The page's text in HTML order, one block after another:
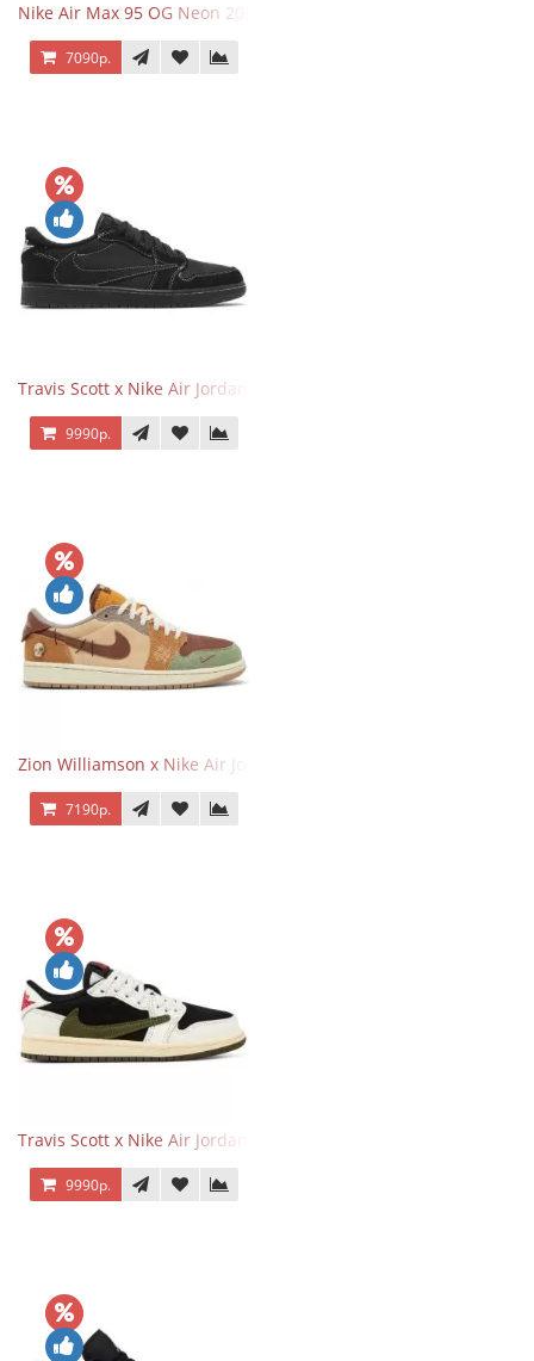
Nike Air Max 95 OG Neon 2025
7090р.
Travis Scott x Nike Air Jordan 1 Retro Low OG SP Black Phantom
9990р.
Zion Williamson x Nike Air Jordan 1 Retro Low OG Voodoo
7190р.
Travis Scott x Nike Air Jordan 1 Retro Low OG SP Olive
9990р.